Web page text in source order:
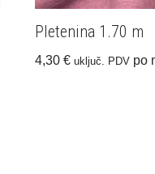
Pletenina 1.70 m
4,30€ uključ. PDV po